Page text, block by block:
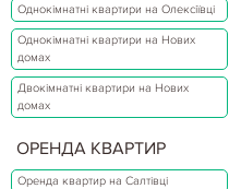
Однокімнатні квартири на Олексіївці
Однокімнатні квартири на Нових
домах
Двокімнатні квартири на Нових
домах
ОРЕНДА КВАРТИР
Оренда квартир на Салтівці